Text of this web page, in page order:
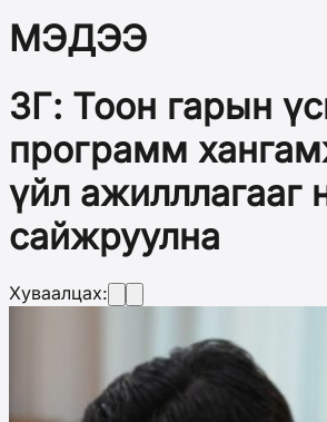
МЭДЭЭ
ЗГ: Тоон гарын
программ
үйл ажилллагааг
сайжруулна
Хуваалцах: